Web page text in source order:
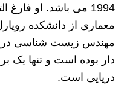
1994 می باشد. او
معماری از دانشکده
مهندس زیست شناسی
دار بوده است و تنها یک
دریایی است.